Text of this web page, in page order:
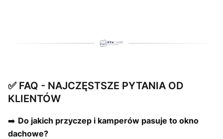
✅ FAQ - NAJCZĘSTSZE PYTANIA OD
KLIENTÓW
➡️ Do jakich przyczep i kamperów pasuje to okno
dachowe?